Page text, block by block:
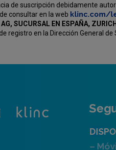
de suscripción debidamente
consultar en la web klinc.com/
AG, SUCURSAL EN ESPAÑA,
registro en la Dirección General
–